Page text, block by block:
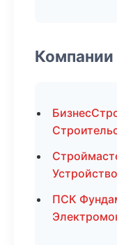
Компании
ПСК